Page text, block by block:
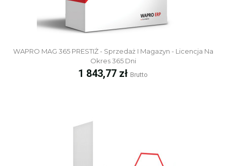
WAPRO MAG 365 PRESTIŻ - Sprzedaż I Magazyn - Licencja Na
Okres 365 Dni
Cena
1 843,77 zł Brutto